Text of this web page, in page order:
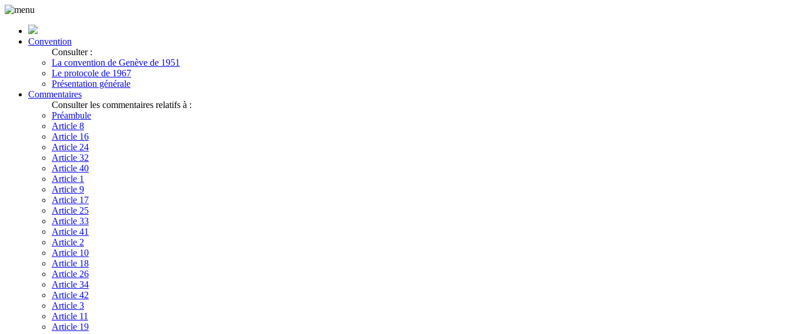
Convention
Consulter :
La convention de Genève de 1951
Le protocole de 1967
Présentation générale
Commentaires
Consulter les commentaires relatifs à :
Préambule
Article 8
Article 16
Article 24
Article 32
Article 40
Article 1
Article 9
Article 17
Article 25
Article 33
Article 41
Article 2
Article 10
Article 18
Article 26
Article 34
Article 42
Article 3
Article 11
Article 19